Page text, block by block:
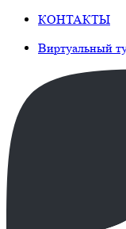
КОНТАКТЫ
Виртуальный